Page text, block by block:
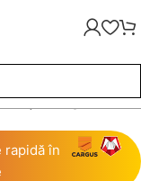
și Design Modern
rapidă în